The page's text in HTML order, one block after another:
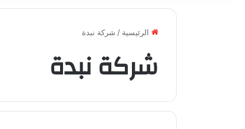
الرئيسية / شركة نبدة
شركة نبدة